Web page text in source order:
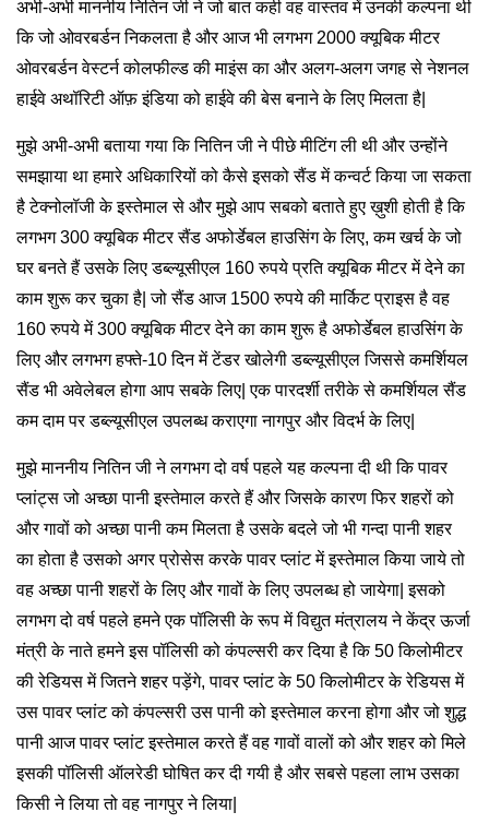
अभी-अभी माननीय नितिन जी ने जो बात कही वह वास्तव में उनकी कल्पना थी
कि जो ओवरबर्डन निकलता है और आज भी लगभग 2000 क्यूबिक मीटर
ओवरबर्डन वेस्टर्न कोलफील्ड की माइंस का और अलग-अलग जगह से नेशनल
हाईवे अथॉरिटी ऑफ़ इंडिया को हाईवे की बेस बनाने के लिए मिलता है|
मुझे अभी-अभी बताया गया कि नितिन जी ने पीछे मीटिंग ली थी और उन्होंने
समझाया था हमारे अधिकारियों को कैसे इसको सैंड में कन्वर्ट किया जा सकता
है टेक्नोलॉजी के इस्तेमाल से और मुझे आप सबको बताते हुए ख़ुशी होती है कि
लगभग 300 क्यूबिक मीटर सैंड अफोर्डेबल हाउसिंग के लिए, कम खर्च के जो
घर बनते हैं उसके लिए डब्ल्यूसीएल 160 रुपये प्रति क्यूबिक मीटर में देने का
काम शुरू कर चुका है| जो सैंड आज 1500 रुपये की मार्किट प्राइस है वह
160 रुपये में 300 क्यूबिक मीटर देने का काम शुरू है अफोर्डेबल हाउसिंग के
लिए और लगभग हफ्ते-10 दिन में टेंडर खोलेगी डब्ल्यूसीएल जिससे कमर्शियल
सैंड भी अवेलेबल होगा आप सबके लिए| एक पारदर्शी तरीके से कमर्शियल सैंड
कम दाम पर डब्ल्यूसीएल उपलब्ध कराएगा नागपुर और विदर्भ के लिए|
मुझे माननीय नितिन जी ने लगभग दो वर्ष पहले यह कल्पना दी थी कि पावर
प्लांट्स जो अच्छा पानी इस्तेमाल करते हैं और जिसके कारण फिर शहरों को
और गावों को अच्छा पानी कम मिलता है उसके बदले जो भी गन्दा पानी शहर
का होता है उसको अगर प्रोसेस करके पावर प्लांट में इस्तेमाल किया जाये तो
वह अच्छा पानी शहरों के लिए और गावों के लिए उपलब्ध हो जायेगा| इसको
लगभग दो वर्ष पहले हमने एक पॉलिसी के रूप में विद्युत मंत्रालय ने केंद्र ऊर्जा
मंत्री के नाते हमने इस पॉलिसी को कंपल्सरी कर दिया है कि 50 किलोमीटर
की रेडियस में जितने शहर पड़ेंगे, पावर प्लांट के 50 किलोमीटर के रेडियस में
उस पावर प्लांट को कंपल्सरी उस पानी को इस्तेमाल करना होगा और जो शुद्ध
पानी आज पावर प्लांट इस्तेमाल करते हैं वह गावों वालों को और शहर को मिले
इसकी पॉलिसी ऑलरेडी घोषित कर दी गयी है और सबसे पहला लाभ उसका
किसी ने लिया तो वह नागपुर ने लिया|